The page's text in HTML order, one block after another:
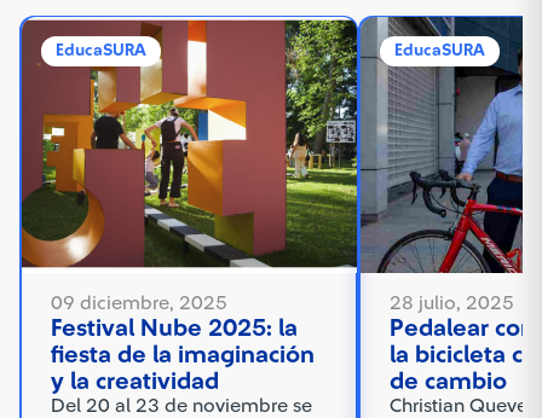
EducaSURA
09 diciembre, 2025
Festival Nube 2025: la
fiesta de la imaginación
y la creatividad
Del 20 al 23 de noviembre se
EducaSURA
28 julio, 2025
Pedalear
la bicicleta
de cambio
Christian